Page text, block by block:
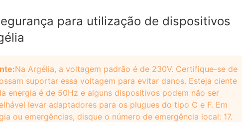
para utilização de dispositivos
Na Argélia, a voltagem padrão é de 230V. Certifique-se de
suportar essa voltagem para evitar danos. Esteja ciente
energia é de 50Hz e alguns dispositivos podem não ser
levar adaptadores para os plugues do tipo C e F. Em
ou emergências, disque o número de emergência local: 17.